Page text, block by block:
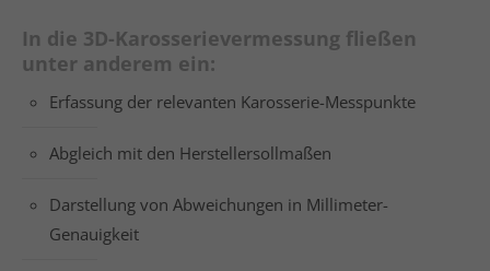
In die 3D-Karosserievermessung fließen
unter anderem ein:
Erfassung der relevanten Karosserie-Messpunkte
Abgleich mit den Herstellersollmaßen
Darstellung von Abweichungen in Millimeter-
Genauigkeit